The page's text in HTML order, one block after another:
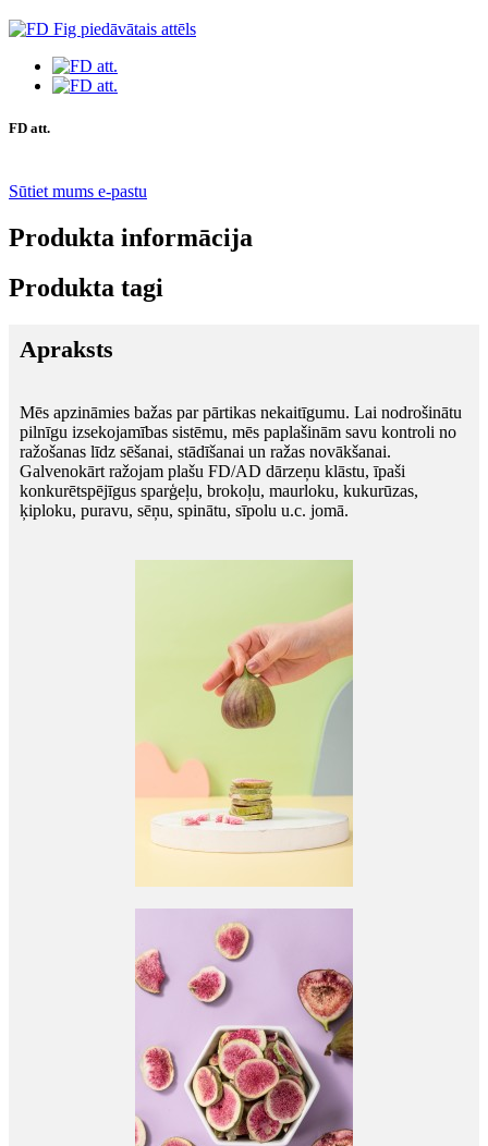
FD att.
Sūtiet mums e-pastu
Produkta informācija
Produkta tagi
Apraksts
Mēs apzināmies bažas par pārtikas nekaitīgumu. Lai nodrošinātu
pilnīgu izsekojamības sistēmu, mēs paplašinām savu kontroli no
ražošanas līdz sēšanai, stādīšanai un ražas novākšanai.
Galvenokārt ražojam plašu FD/AD dārzeņu klāstu, īpaši
konkurētspējīgus sparģeļu, brokoļu, maurloku, kukurūzas,
ķiploku, puravu, sēņu, spinātu, sīpolu u.c. jomā.